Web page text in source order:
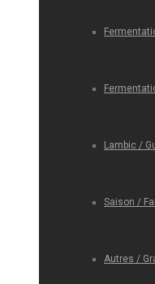
Lambic /
Saison /
Autres /